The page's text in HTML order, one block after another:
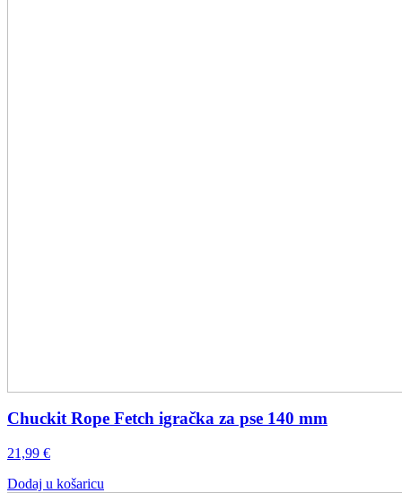
Chuckit Rope Fetch igračka za pse 140 mm
21,99 €
Dodaj u košaricu